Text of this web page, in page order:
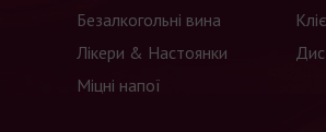
Безалкогольні вина
Лікери & Настоянки
Міцні напої